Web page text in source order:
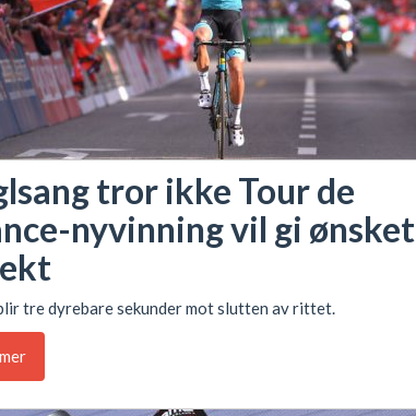
tror ikke Tour de
nyvinning vil gi ønsket
tre dyrebare sekunder mot slutten av rittet.